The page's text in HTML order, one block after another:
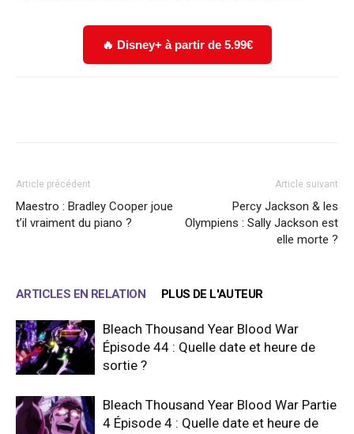
🔥 Disney+ à partir de 5.99€
Article précédent
Maestro : Bradley Cooper joue
t’il vraiment du piano ?
Article suivant
Percy Jackson & les
Olympiens : Sally Jackson est
elle morte ?
ARTICLES EN RELATION PLUS DE L'AUTEUR
Bleach Thousand Year Blood War
Épisode 44 : Quelle date et heure de
sortie ?
Bleach Thousand Year Blood War Partie
4 Épisode 4 : Quelle date et heure de